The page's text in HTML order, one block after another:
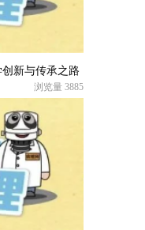
新与传承之路
浏览量 3885